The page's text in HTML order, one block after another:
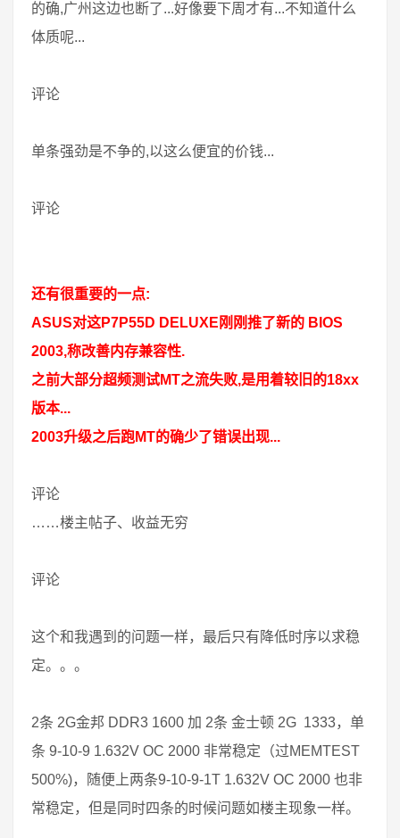
的确,广州这边也断了...好像要下周才有...不知道什么
体质呢...
评论
单条强劲是不争的,以这么便宜的价钱...
评论
还有很重要的一点:
ASUS对这P7P55D DELUXE刚刚推了新的 BIOS
2003,称改善内存兼容性.
之前大部分超频测试MT之流失败,是用着较旧的18xx
版本...
2003升级之后跑MT的确少了错误出现...
评论
……楼主帖子、收益无穷
评论
这个和我遇到的问题一样，最后只有降低时序以求稳
定。。。
2条 2G金邦 DDR3 1600 加 2条 金士顿 2G 1333，单
条 9-10-9 1.632V OC 2000 非常稳定（过MEMTEST
500%)，随便上两条9-10-9-1T 1.632V OC 2000 也非
常稳定，但是同时四条的时候问题如楼主现象一样。